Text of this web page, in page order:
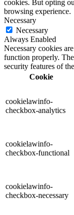
cookies. But opting
browsing experience.
Necessary
Necessary
Always Enabled
Necessary cookies
function properly.
security features of
Cookie
cookielawinfo-
checkbox-analytics
cookielawinfo-
checkbox-functional
cookielawinfo-
checkbox-necessary